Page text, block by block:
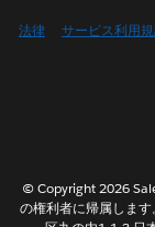
法律 サービス利用
© Copyright 2026
の権利者に帰属しま